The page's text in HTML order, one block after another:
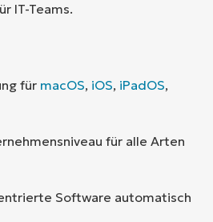
IT-Teams.
für macOS, iOS, iPadOS,
für alle Arten
Software automatisch